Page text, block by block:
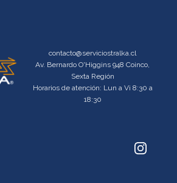
contacto@serviciostralka.cl
Av. Bernardo O'Higgins 948 Coinco,
Sexta Región
Horarios de atención: Lun a Vi 8:30 a
18:30